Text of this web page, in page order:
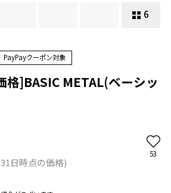
6
PayPayクーポン対象
格]BASIC METAL(ベーシッ
日時点の価格)
53